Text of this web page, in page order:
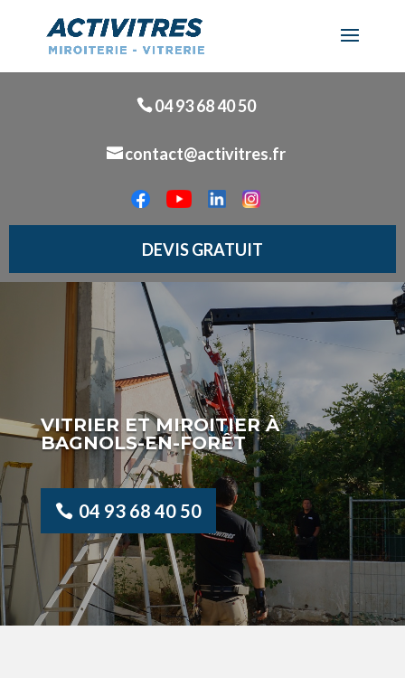
04 93 68 40 50
contact@activitres.fr
DEVIS GRATUIT
VITRIER ET MIROITIER À
BAGNOLS-EN-FORÊT
04 93 68 40 50